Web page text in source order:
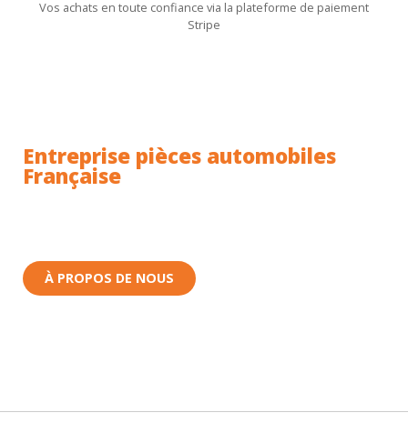
Vos achats en toute confiance via la plateforme de paiement
Stripe
Entreprise pièces automobiles
Française
À PROPOS DE NOUS